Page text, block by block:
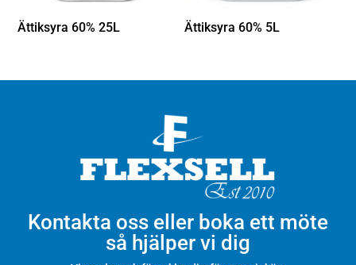
Ättiksyra 60% 25L Ättiksyra 60% 5L
Kontakta oss eller boka ett möte
så hjälper vi dig